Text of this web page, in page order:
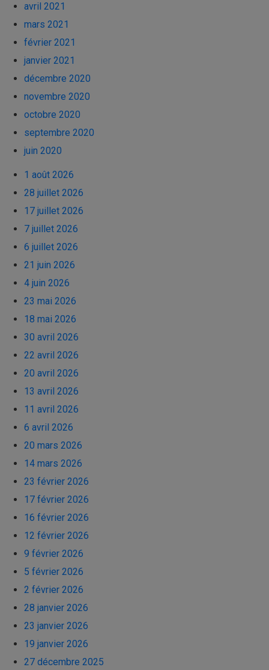
avril 2021
mars 2021
février 2021
janvier 2021
décembre 2020
novembre 2020
octobre 2020
septembre 2020
juin 2020
1 août 2026
28 juillet 2026
17 juillet 2026
7 juillet 2026
6 juillet 2026
21 juin 2026
4 juin 2026
23 mai 2026
18 mai 2026
30 avril 2026
22 avril 2026
20 avril 2026
13 avril 2026
11 avril 2026
6 avril 2026
20 mars 2026
14 mars 2026
23 février 2026
17 février 2026
16 février 2026
12 février 2026
9 février 2026
5 février 2026
2 février 2026
28 janvier 2026
23 janvier 2026
19 janvier 2026
27 décembre 2025